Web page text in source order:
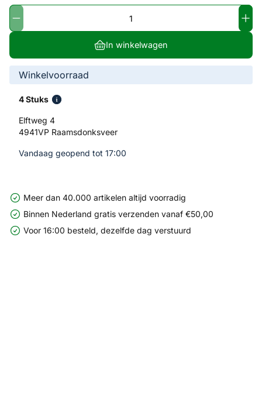
In winkelwagen
Winkelvoorraad
4 Stuks
Elftweg 4
4941VP Raamsdonksveer
Vandaag geopend tot 17:00
Meer dan 40.000 artikelen altijd voorradig
Binnen Nederland gratis verzenden vanaf €50,00
Voor 16:00 besteld, dezelfde dag verstuurd